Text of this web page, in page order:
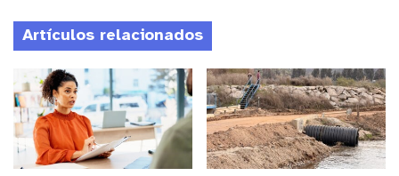
trabajos contemplaron la construcción de la
escalera, cierre perimetral del parque, zona de
descanso y luminaria led.
Por otro lado, es importante destacar que esta
obra tiene un impacto social importante, dado que
conecta a la población Juan Ramírez con la
Artículos relacionados